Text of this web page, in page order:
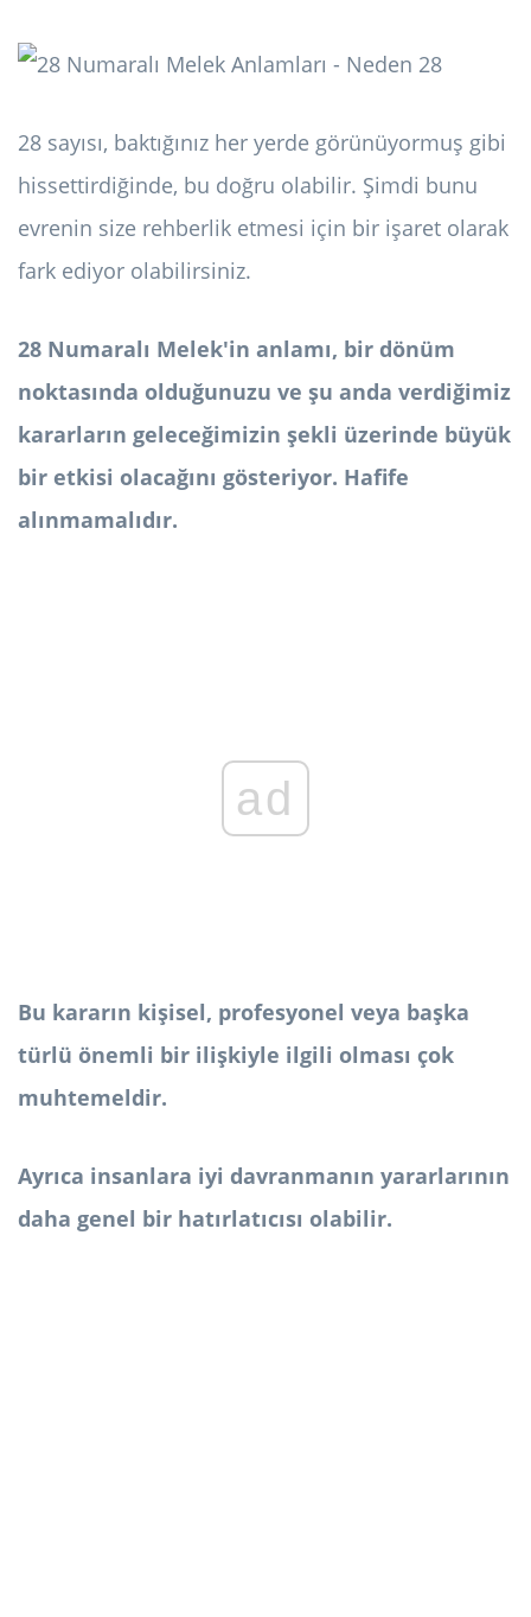
28 sayısı, baktığınız her yerde görünüyormuş gibi
hissettirdiğinde, bu doğru olabilir. Şimdi bunu
evrenin size rehberlik etmesi için bir işaret olarak
fark ediyor olabilirsiniz.
28 Numaralı Melek'in anlamı, bir dönüm
noktasında olduğunuzu ve şu anda verdiğimiz
kararların geleceğimizin şekli üzerinde büyük
bir etkisi olacağını gösteriyor. Hafife
alınmamalıdır.
ad
Bu kararın kişisel, profesyonel veya başka
türlü önemli bir ilişkiyle ilgili olması çok
muhtemeldir.
Ayrıca insanlara iyi davranmanın yararlarının
daha genel bir hatırlatıcısı olabilir.